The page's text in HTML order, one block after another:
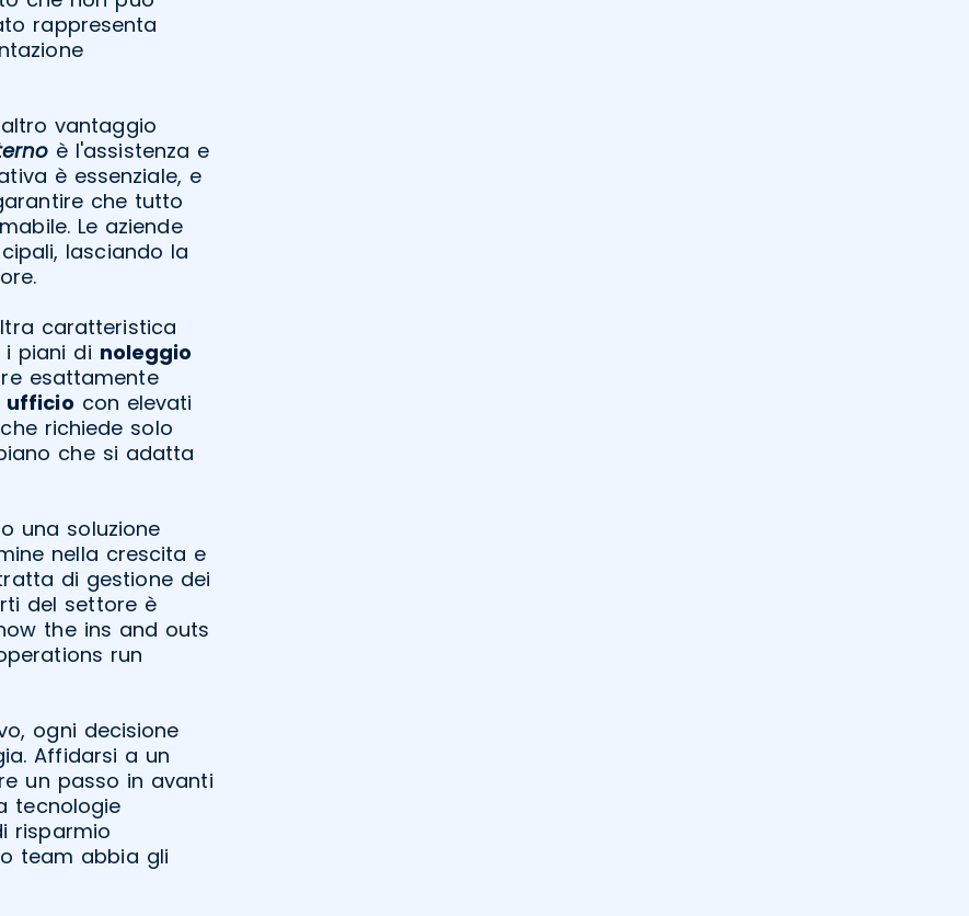
rappresenta
vantaggio
è l'assistenza e
è essenziale, e
che tutto
Le aziende
lasciando la
caratteristica
i piani di noleggio
esattamente
ufficio con elevati
richiede solo
che si adatta
una soluzione
nella crescita e
di gestione dei
del settore è
the ins and outs
run
ogni decisione
Affidarsi a un
un passo in avanti
tecnologie
risparmio
team abbia gli